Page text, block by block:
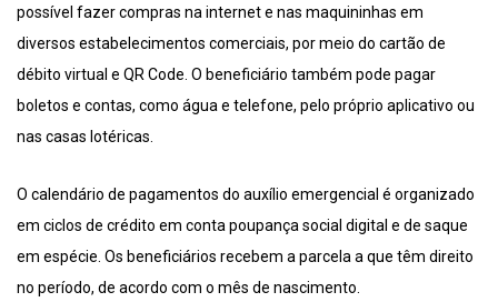
possível fazer compras na internet e nas maquininhas em
diversos estabelecimentos comerciais, por meio do cartão de
débito virtual e QR Code. O beneficiário também pode pagar
boletos e contas, como água e telefone, pelo próprio aplicativo ou
nas casas lotéricas.
O calendário de pagamentos do auxílio emergencial é organizado
em ciclos de crédito em conta poupança social digital e de saque
em espécie. Os beneficiários recebem a parcela a que têm direito
no período, de acordo com o mês de nascimento.